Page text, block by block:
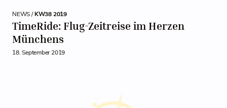
NEWS /KW38 2019
TimeRide: Flug-Zeitreise im Herzen
Münchens
18. September 2019